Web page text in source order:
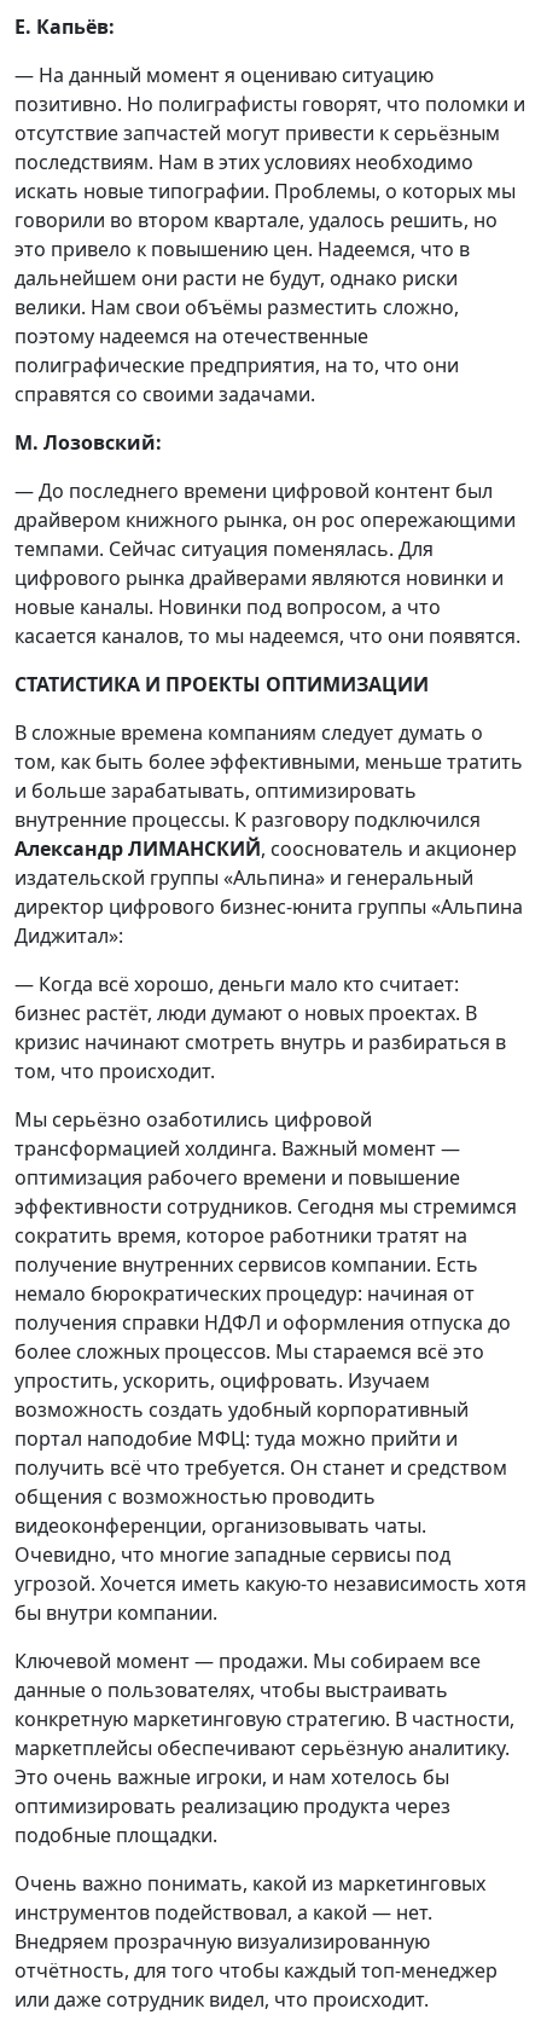
Е. Капьёв:
— На данный момент я оцениваю ситуацию
позитивно. Но полиграфисты говорят, что поломки и
отсутствие запчастей могут привести к серьёзным
последствиям. Нам в этих условиях необходимо
искать новые типографии. Проблемы, о которых мы
говорили во втором квартале, удалось решить, но
это привело к повышению цен. Надеемся, что в
дальнейшем они расти не будут, однако риски
велики. Нам свои объёмы разместить сложно,
поэтому надеемся на отечественные
полиграфические предприятия, на то, что они
справятся со своими задачами.
М. Лозовский:
— До последнего времени цифровой контент был
драйвером книжного рынка, он рос опережающими
темпами. Сейчас ситуация поменялась. Для
цифрового рынка драйверами являются новинки и
новые каналы. Новинки под вопросом, а что
касается каналов, то мы надеемся, что они появятся.
СТАТИСТИКА И ПРОЕКТЫ ОПТИМИЗАЦИИ
В сложные времена компаниям следует думать о
том, как быть более эффективными, меньше тратить
и больше зарабатывать, оптимизировать
внутренние процессы. К разговору подключился
Александр ЛИМАНСКИЙ, сооснователь и акционер
издательской группы «Альпина» и генеральный
директор цифрового бизнес-юнита группы «Альпина
Диджитал»:
— Когда всё хорошо, деньги мало кто считает:
бизнес растёт, люди думают о новых проектах. В
кризис начинают смотреть внутрь и разбираться в
том, что происходит.
Мы серьёзно озаботились цифровой
трансформацией холдинга. Важный момент —
оптимизация рабочего времени и повышение
эффективности сотрудников. Сегодня мы стремимся
сократить время, которое работники тратят на
получение внутренних сервисов компании. Есть
немало бюрократических процедур: начиная от
получения справки НДФЛ и оформления отпуска до
более сложных процессов. Мы стараемся всё это
упростить, ускорить, оцифровать. Изучаем
возможность создать удобный корпоративный
портал наподобие МФЦ: туда можно прийти и
получить всё что требуется. Он станет и средством
общения с возможностью проводить
видеоконференции, организовывать чаты.
Очевидно, что многие западные сервисы под
угрозой. Хочется иметь какую-то независимость хотя
бы внутри компании.
Ключевой момент — продажи. Мы собираем все
данные о пользователях, чтобы выстраивать
конкретную маркетинговую стратегию. В частности,
маркетплейсы обеспечивают серьёзную аналитику.
Это очень важные игроки, и нам хотелось бы
оптимизировать реализацию продукта через
подобные площадки.
Очень важно понимать, какой из маркетинговых
инструментов подействовал, а какой — нет.
Внедряем прозрачную визуализированную
отчётность, для того чтобы каждый топ-менеджер
или даже сотрудник видел, что происходит.